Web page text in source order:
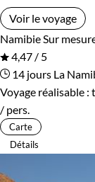
Voir le voyage
Namibie Sur
4,47 / 5
14 jours La
Voyage réalisable :
/ pers.
Carte
Détails